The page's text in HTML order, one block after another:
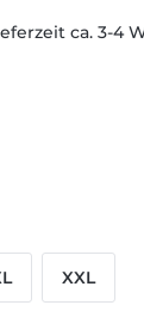
ca. 3-4
XXL